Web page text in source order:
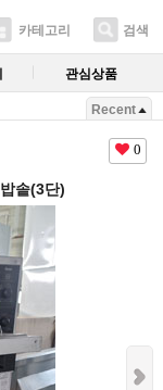
카테고리 검색
관심상품
Recent
0
솥(3단)